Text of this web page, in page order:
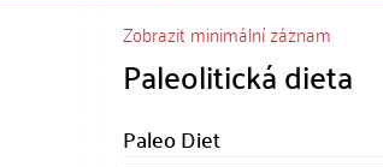
Zobrazit minimální záznam
Paleolitická dieta
Paleo Diet